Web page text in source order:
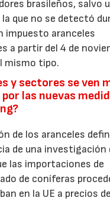
brasileños, salvo
la que no se detectó
impuesto aranceles
a partir del 4 de
mismo tipo.
y sectores se ven
las nuevas
de los aranceles
de una investigación
las importaciones de
de coníferas
en la UE a precios de